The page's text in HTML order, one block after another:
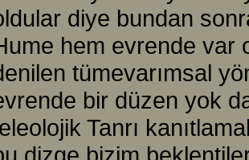
diye bundan
hem evrende var
tümevarımsal
bir düzen yok
Tanrı